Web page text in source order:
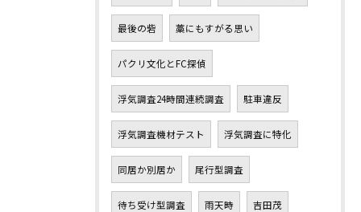
最後の砦 藁にもすがる思い
パクリ文化とFC探偵
浮気調査24時間連続調査 駐車違反
浮気調査機材テスト 浮気調査に特化
同居か別居か 尾行型調査
待ち受け型調査 雨天時 吉田茂